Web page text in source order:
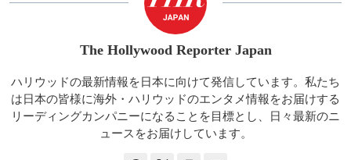
The Hollywood Reporter Japan
ハリウッドの最新情報を日本に向けて発信しています。私たち
は日本の皆様に海外・ハリウッドのエンタメ情報をお届けする
リーディングカンパニーになることを目標とし、日々最新のニ
ュースをお届けしています。